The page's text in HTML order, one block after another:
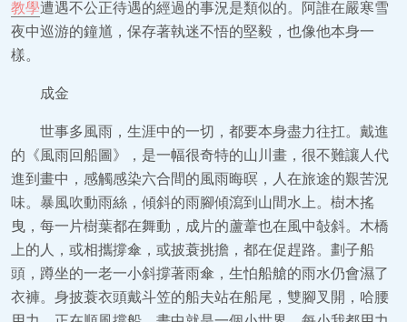
教學遭遇不公正待遇的經過的事況是類似的。阿誰在嚴寒雪
夜中巡游的鐘馗，保存著執迷不悟的堅毅，也像他本身一
樣。
成金
世事多風雨，生涯中的一切，都要本身盡力往扛。戴進
的《風雨回船圖》，是一幅很奇特的山川畫，很不難讓人代
進到畫中，感觸感染六合間的風雨晦暝，人在旅途的艱苦況
味。暴風吹動雨絲，傾斜的雨腳傾瀉到山間水上。樹木搖
曳，每一片樹葉都在舞動，成片的蘆葦也在風中敧斜。木橋
上的人，或相攜撐傘，或披蓑挑擔，都在促趕路。劃子船
頭，蹲坐的一老一小斜撐著雨傘，生怕船艙的雨水仍會濕了
衣褲。身披蓑衣頭戴斗笠的船夫站在船尾，雙腳叉開，哈腰